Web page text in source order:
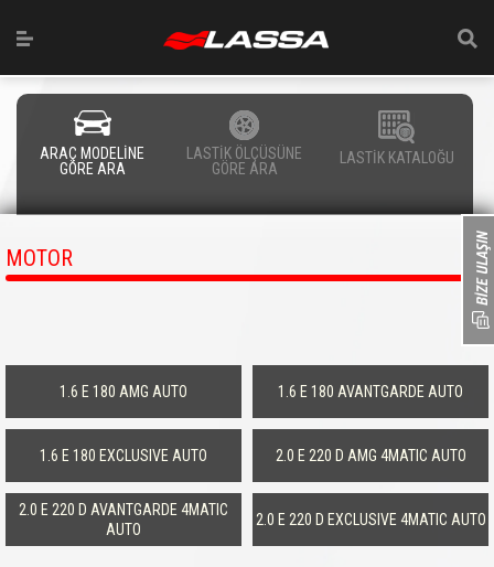
ARAÇ MODELİNE
GÖRE ARA
LASTİK ÖLÇÜSÜNE
GÖRE ARA
LASTİK KATALOĞU
MOTOR
1.6 E 180 AMG AUTO 1.6 E 180 AVANTGARDE AUTO
1.6 E 180 EXCLUSIVE AUTO 2.0 E 220 D AMG 4MATIC AUTO
2.0 E 220 D AVANTGARDE 4MATIC
AUTO
2.0 E 220 D EXCLUSIVE 4MATIC AUTO